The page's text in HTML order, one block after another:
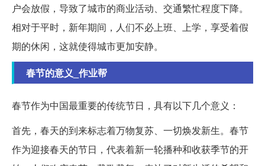
户会放假，导致了城市的商业活动、交通繁忙程度下降。
相对于平时，新年期间，人们不必上班、上学，享受着假
期的休闲，这就使得城市更加安静。
春节的意义_作业帮
春节作为中国最重要的传统节日，具有以下几个意义：
首先，春天的到来标志着万物复苏、一切焕发新生。春节
作为迎接春天的节日，代表着新一轮播种和收获季节的开